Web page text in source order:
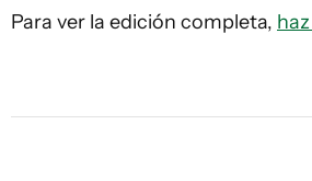
Para ver la edición completa,